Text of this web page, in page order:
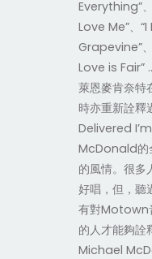
Everything”
Love Me”、
Grapevine”
Love is Fair”
萊恩麥肯奈特
時亦重新詮
Delivered
McDonald的
的風情。很
好唱，但，聽
有對Motown
的人才能夠詮
Michael